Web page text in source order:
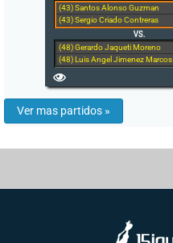
(43) Santos Alonso Guzman
(43) Sergio Criado Contreras
(48) Gerardo Jaqueti Moreno
(48) Luis Angel Jimenez Marcos
Ver mas partidos »